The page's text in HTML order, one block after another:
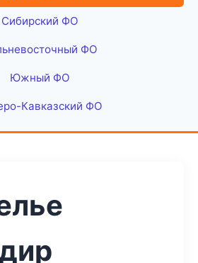
Сибирский ФО
ФО
Южный ФО
Кавказский ФО